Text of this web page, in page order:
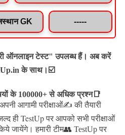
GK -----
ऑनलाइन टेस्ट" उपलब्ध हैं। अब करें
के साथ।☑️
के 100000+ से अधिक प्रश्न📑
आगामी परीक्षाओं✍️ की तैयारी
ही TestUp पर आपको सभी परीक्षाओं
जायेंगे। हमारी टीम👥 TestUp पर